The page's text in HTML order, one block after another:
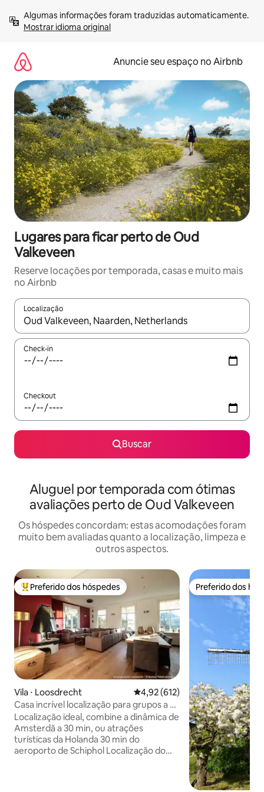
para
Mostrar idioma original
Anuncie seu espaço no Airbnb
Lugares para ficar perto de Oud
Valkeveen
Reserve locações por temporada, casas e muito mais
no Airbnb
Localização
Quando os resultados estiverem disponíveis, explore-os
Check-in
Checkout
Buscar
Aluguel por temporada com ótimas
avaliações perto de Oud Valkeveen
Os hóspedes concordam: estas acomodações foram
muito bem avaliadas quanto a localização, limpeza e
outros aspectos.
Entre os melhores preferidos dos hóspedes
Preferido dos hóspedes
Vila ⋅ Loosdrecht 4,92 de uma avaliação média de
4,92 (612)
Casa incrível localização para grupos a 25
minutos de Amsterdã
Localização ideal, combine a dinâmica de
Amsterdã a 30 min, ou atrações
turísticas da Holanda 30 min do
aeroporto de Schiphol Localização do
Preferido dos
Preferido dos